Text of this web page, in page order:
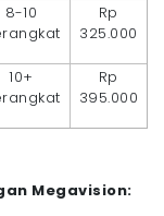
8-10
Rp
325.000
10+
Rp
395.000
Megavision: